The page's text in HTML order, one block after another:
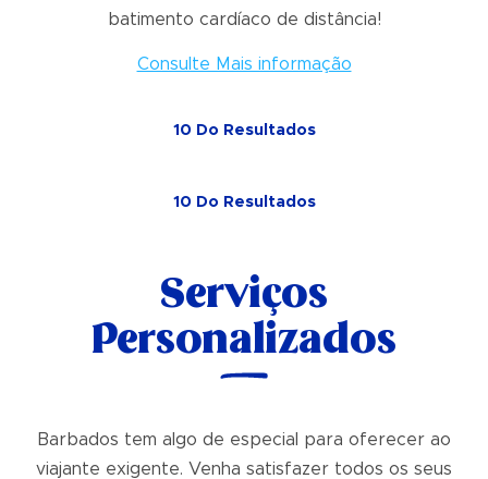
batimento cardíaco de distância!
Consulte Mais informação
10 Do Resultados
10 Do Resultados
Serviços
Personalizados
Barbados tem algo de especial para oferecer ao
viajante exigente. Venha satisfazer todos os seus